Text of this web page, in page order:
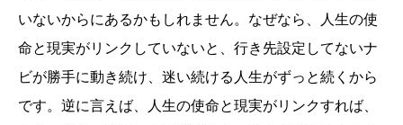
いないからにあるかもしれません。なぜなら、人生の使
命と現実がリンクしていないと、行き先設定してないナ
ビが勝手に動き続け、迷い続ける人生がずっと続くから
です。逆に言えば、人生の使命と現実がリンクすれば、